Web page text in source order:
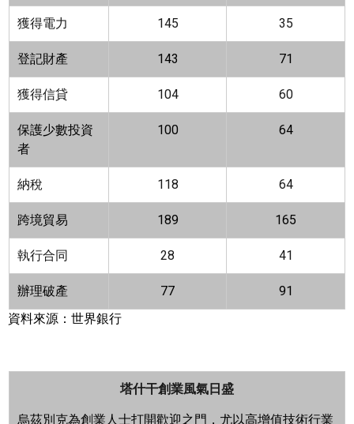
獲得電力 145 35
登記財產 143 71
獲得信貸 104 60
保護少數投資
者
100 64
納稅 118 64
跨境貿易 189 165
執行合同 28 41
辦理破產 77
91
資料來源：世界銀行
塔什干創業風氣日盛
烏茲別克為創業人士打開歡迎之門，尤以高增值技術行業